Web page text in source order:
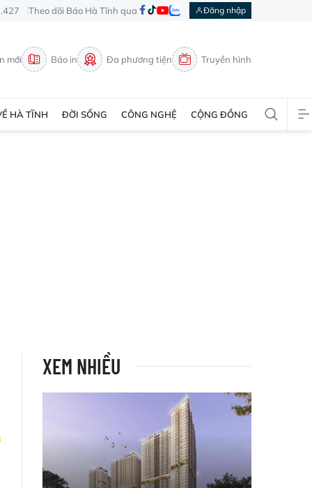
Theo dõi Báo Hà Tĩnh qua Đăng nhập
mới Báo in Đa phương tiện Truyền hình
HÀ TĨNH ĐỜI SỐNG CÔNG NGHỆ CỘNG ĐỒNG
XEM NHIỀU